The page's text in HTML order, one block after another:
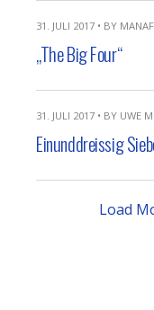
31. JULI 2017 • BY
„The Big Four“
31. JULI 2017 • BY UWE
Einunddreissig
Load